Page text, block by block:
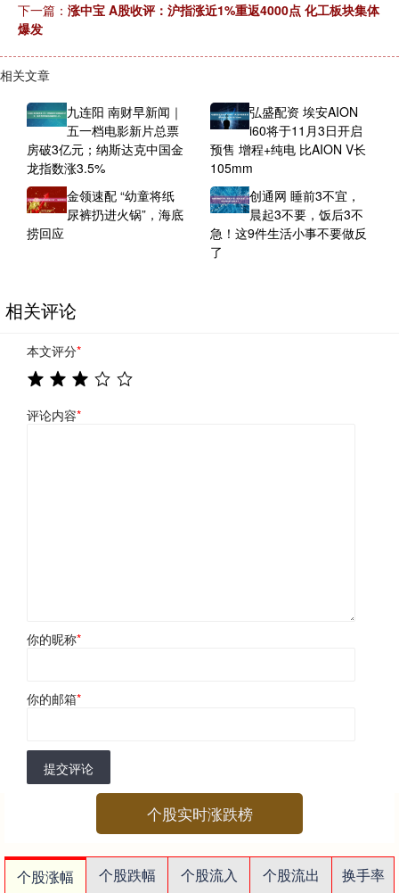
下一篇： 涨中宝 A股收评：沪指涨近1%重返4000点 化工板块集体
爆发
相关文章
九连阳 南财早新闻｜
五一档电影新片总票
房破3亿元；纳斯达克中国金
龙指数涨3.5%
弘盛配资 埃安AION
i60将于11月3日开启
预售 增程+纯电 比AION V长
105mm
金领速配 “幼童将纸
尿裤扔进火锅”，海底
捞回应
创通网 睡前3不宜，
晨起3不要，饭后3不
急！这9件生活小事不要做反
了
相关评论
本文评分*
评论内容*
你的昵称*
你的邮箱*
提交评论
个股实时涨跌榜
个股涨幅 个股跌幅 个股流入 个股流出
换手率